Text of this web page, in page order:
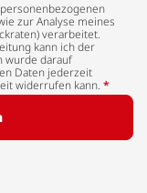
zur Analyse meines
verarbeitet.
kann ich der
wurde darauf
Daten jederzeit
widerrufen kann. *